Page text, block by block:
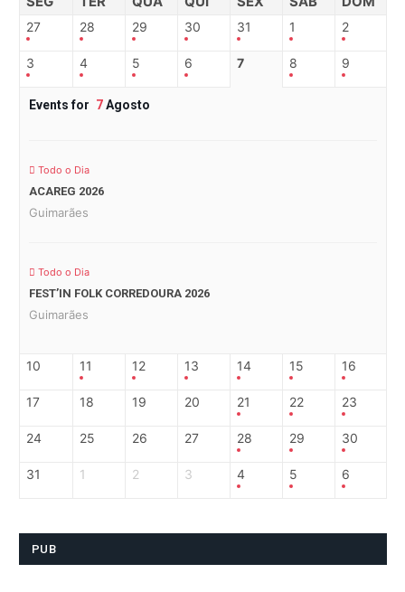
27 28 29 30 31 1 2
3 4 5 6 7 8 9
Events for 7Agosto
Todo o Dia
ACAREG 2026
Guimarães
Todo o Dia
FEST’IN FOLK CORREDOURA 2026
Guimarães
10 11 12 13 14 15 16
17 18 19 20 21 22 23
24 25 26 27 28 29 30
31 1 2 3 4 5 6
PUB